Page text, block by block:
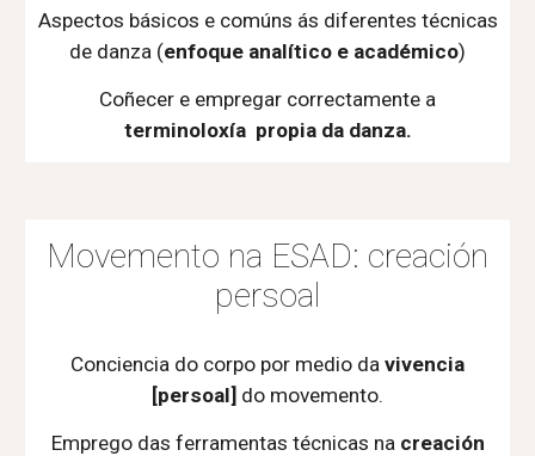
Aspectos básicos e comúns ás diferentes técnicas
de danza (enfoque analítico e académico)
Coñecer e empregar correctamente a
terminoloxía propia da danza.
Movemento na ESAD: creación
persoal
Conciencia do corpo por medio da vivencia
[persoal] do movemento.
Emprego das ferramentas técnicas na creación